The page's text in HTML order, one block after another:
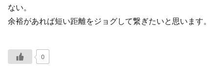
ない。
余裕があれば短い距離をジョグして繋ぎたいと思います。
0